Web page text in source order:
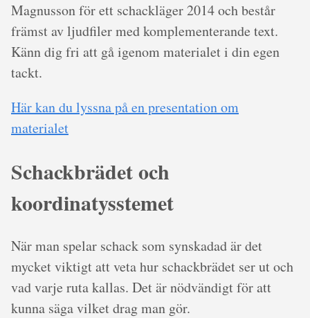
Magnusson för ett schackläger 2014 och består
främst av ljudfiler med komplementerande text.
Känn dig fri att gå igenom materialet i din egen
tackt.
Här kan du lyssna på en presentation om
materialet
Schackbrädet och
koordinatysstemet
När man spelar schack som synskadad är det
mycket viktigt att veta hur schackbrädet ser ut och
vad varje ruta kallas. Det är nödvändigt för att
kunna säga vilket drag man gör.